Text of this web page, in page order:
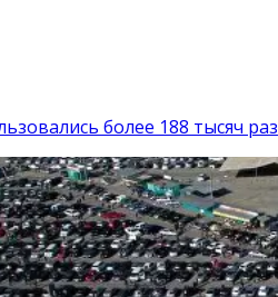
более 188 тысяч раз